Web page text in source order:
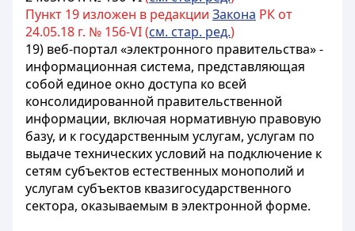
Пункт 19 изложен в редакции Закона РК от
24.05.18 г. № 156-VI (см. стар. ред.)
19) веб-портал «электронного правительства» -
информационная система, представляющая
собой единое окно доступа ко всей
консолидированной правительственной
информации, включая нормативную правовую
базу, и к государственным услугам, услугам по
выдаче технических условий на подключение к
сетям субъектов естественных монополий и
услугам субъектов квазигосударственного
сектора, оказываемым в электронной форме.